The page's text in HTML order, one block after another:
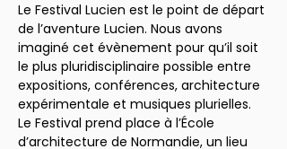
Le Festival Lucien est le point de départ
de l’aventure Lucien. Nous avons
imaginé cet évènement pour qu’il soit
le plus pluridisciplinaire possible entre
expositions, conférences, architecture
expérimentale et musiques plurielles.
Le Festival prend place à l’École
d’architecture de Normandie, un lieu